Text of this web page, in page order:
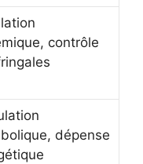
contrôle
dépense